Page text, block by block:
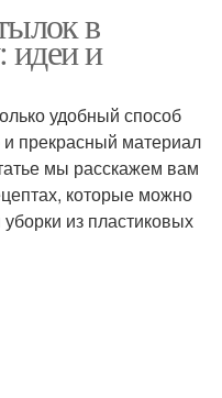
пластиковых бутылок
Поделки из
пластиковых бутылок
в
и
удобный способ
и прекрасный материал
мы расскажем вам
которые можно
из пластиковых